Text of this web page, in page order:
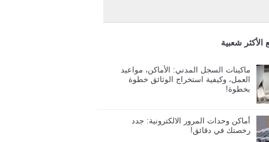
الأكثر شعبية
ماكينات السجل المدني: الأماكن، مواعيد
العمل، وكيفية استخراج الوثائق خطوة
بخطوة!
أماكن وحدات المرور الالكترونية: جدد
رخصتك في دقائق!